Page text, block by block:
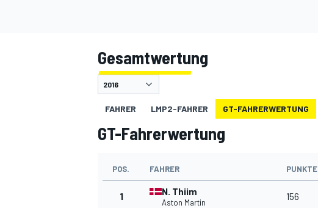
Gesamtwertung
FAHRER LMP2-FAHRER GT-FAHRERWERTUNG
GT-Fahrerwertung
POS. FAHRER PUNKTE
1 N. Thiim
Aston Martin
156